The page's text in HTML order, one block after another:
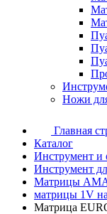
Ножи
Главная
Каталог
Инструмент и
Инструмент
Матрицы
матрицы 1V
Матрица